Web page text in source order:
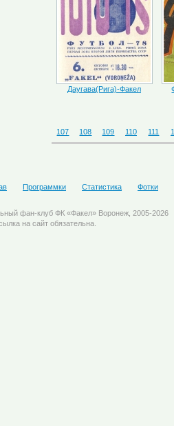
Даугава(Рига)-Факел
107 108 109 110 111
Программки Статистика Фотки
фан-клуб ФК «Факел» Воронеж, 2005-2026
на сайт обязательна.